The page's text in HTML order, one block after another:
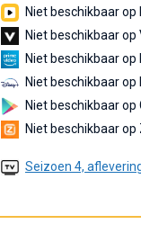
Niet beschikbaar op
Niet beschikbaar op
Niet beschikbaar op
Niet beschikbaar op
Niet beschikbaar op
Niet beschikbaar op
Seizoen 4,